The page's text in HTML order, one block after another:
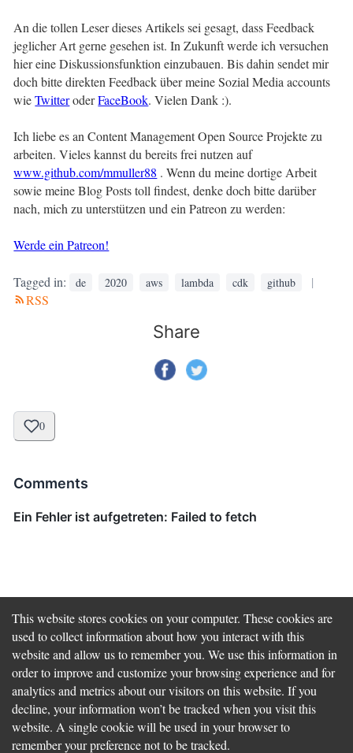
An die tollen Leser dieses Artikels sei gesagt, dass Feedback
jeglicher Art gerne gesehen ist. In Zukunft werde ich versuchen
hier eine Diskussionsfunktion einzubauen. Bis dahin sendet mir
doch bitte direkten Feedback über meine Sozial Media accounts
wieTwitteroderFaceBook. Vielen Dank :).
Ich liebe es an Content Management Open Source Projekte zu
arbeiten. Vieles kannst du bereits frei nutzen auf
www.github.com/mmuller88 . Wenn du meine dortige Arbeit
sowie meine Blog Posts toll findest, denke doch bitte darüber
nach, mich zu unterstützen und ein Patreon zu werden:
Werde ein Patreon!
Tagged in: de 2020 aws lambda cdk github
|
RSS
Share
0
Comments
PreviousOptimise Infrastructure with CDK Solutions
Constructs Part II.
NextOptimize Infrastructure with CDK Solutions Constructs
Part I.
This website stores cookies on your computer. These cookies are
used to collect information about how you interact with this
website and allow us to remember you. We use this information in
order to improve and customize your browsing experience and for
analytics and metrics about our visitors on this website. If you
decline, your information won’t be tracked when you visit this
website. A single cookie will be used in your browser to
remember your preference not to be tracked.